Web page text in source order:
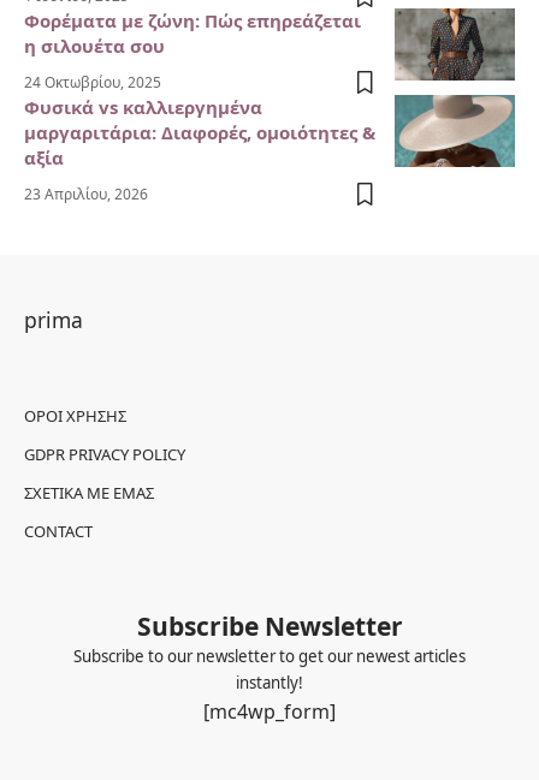
Φορέματα με ζώνη: Πώς επηρεάζεται
η σιλουέτα σου
24 Οκτωβρίου, 2025
Φυσικά vs καλλιεργημένα
μαργαριτάρια: Διαφορές, ομοιότητες &
αξία
23 Απριλίου, 2026
prima
ΌΡΟΙ ΧΡΉΣΗΣ
GDPR PRIVACY POLICY
ΣΧΕΤΙΚΆ ΜΕ ΕΜΆΣ
CONTACT
Subscribe Newsletter
Subscribe to our newsletter to get our newest articles
instantly!
[mc4wp_form]